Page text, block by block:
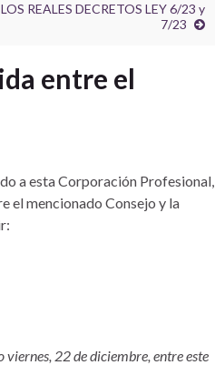
REALES DECRETOS LEY 6/23 y
7/23
entre el
a esta Corporación Profesional,
el mencionado Consejo y la
22 de diciembre, entre este